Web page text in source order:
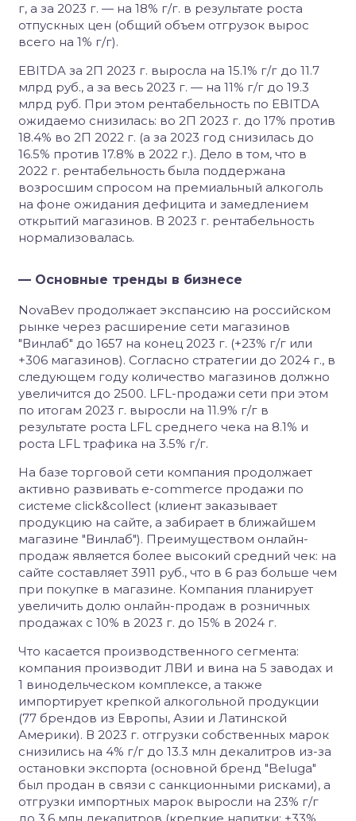
г, а за 2023 г. — на 18% г/г. в результате роста
отпускных цен (общий объем отгрузок вырос
всего на 1% г/г).
EBITDA за 2П 2023 г. выросла на 15.1% г/г до 11.7
млрд руб., а за весь 2023 г. — на 11% г/г до 19.3
млрд руб. При этом рентабельность по EBITDA
ожидаемо снизилась: во 2П 2023 г. до 17% против
18.4% во 2П 2022 г. (а за 2023 год снизилась до
16.5% против 17.8% в 2022 г.). Дело в том, что в
2022 г. рентабельность была поддержана
возросшим спросом на премиальный алкоголь
на фоне ожидания дефицита и замедлением
открытий магазинов. В 2023 г. рентабельность
нормализовалась.
— Основные тренды в бизнесе
NovaBev продолжает экспансию на российском
рынке через расширение сети магазинов
"Винлаб" до 1657 на конец 2023 г. (+23% г/г или
+306 магазинов). Согласно стратегии до 2024 г., в
следующем году количество магазинов должно
увеличится до 2500. LFL-продажи сети при этом
по итогам 2023 г. выросли на 11.9% г/г в
результате роста LFL среднего чека на 8.1% и
роста LFL трафика на 3.5% г/г.
На базе торговой сети компания продолжает
активно развивать e-commerce продажи по
системе click&collect (клиент заказывает
продукцию на сайте, а забирает в ближайшем
магазине "Винлаб"). Преимуществом онлайн-
продаж является более высокий средний чек: на
сайте составляет 3911 руб., что в 6 раз больше чем
при покупке в магазине. Компания планирует
увеличить долю онлайн-продаж в розничных
продажах с 10% в 2023 г. до 15% в 2024 г.
Что касается производственного сегмента:
компания производит ЛВИ и вина на 5 заводах и
1 винодельческом комплексе, а также
импортирует крепкой алкогольной продукции
(77 брендов из Европы, Азии и Латинской
Америки). В 2023 г. отгрузки собственных марок
снизились на 4% г/г до 13.3 млн декалитров из-за
остановки экспорта (основной бренд "Beluga"
был продан в связи с санкционными рисками), а
отгрузки импортных марок выросли на 23% г/г